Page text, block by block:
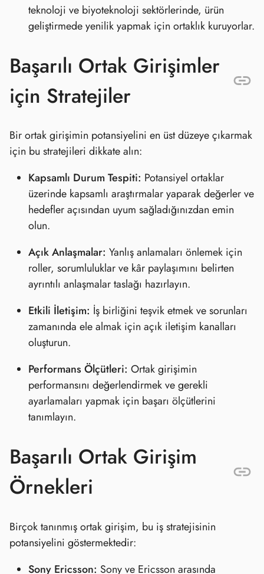
teknoloji ve biyoteknoloji sektörlerinde, ürün
geliştirmede yenilik yapmak için ortaklık kuruyorlar.
Başarılı Ortak Girişimler
için Stratejiler
Bir ortak girişimin potansiyelini en üst düzeye çıkarmak
için bu stratejileri dikkate alın:
Kapsamlı Durum Tespiti: Potansiyel ortaklar
üzerinde kapsamlı araştırmalar yaparak değerler ve
hedefler açısından uyum sağladığınızdan emin
olun.
Açık Anlaşmalar: Yanlış anlamaları önlemek için
roller, sorumluluklar ve kâr paylaşımını belirten
ayrıntılı anlaşmalar taslağı hazırlayın.
Etkili İletişim: İş birliğini teşvik etmek ve sorunları
zamanında ele almak için açık iletişim kanalları
oluşturun.
Performans Ölçütleri: Ortak girişimin
performansını değerlendirmek ve gerekli
ayarlamaları yapmak için başarı ölçütlerini
tanımlayın.
Başarılı Ortak Girişim
Örnekleri
Birçok tanınmış ortak girişim, bu iş stratejisinin
potansiyelini göstermektedir:
Sony Ericsson: Sony ve Ericsson arasında